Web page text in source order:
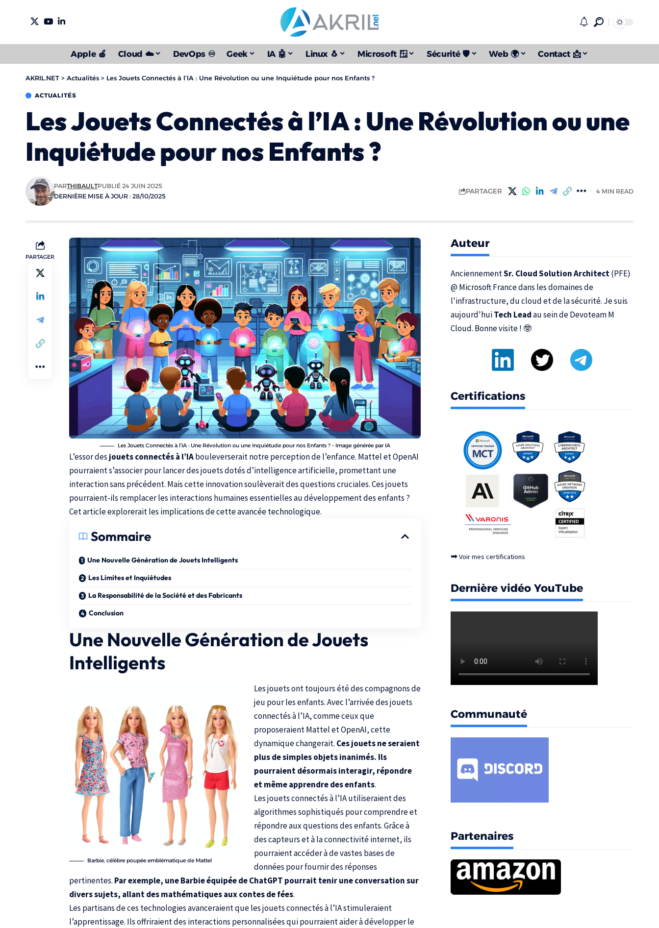
Apple 🍎 Cloud ☁️ DevOps ♾️ Geek IA 🤖 Linux 🐧 Microsoft 🪟 Sécurité 🛡️ Web 🌍 Contact 📩
AKRIL.NET > Actualités > Les Jouets Connectés à l’IA : Une Révolution ou une Inquiétude pour nos Enfants ?
ACTUALITÉS
Les Jouets Connectés à l’IA : Une Révolution ou une
Inquiétude pour nos Enfants ?
DERNIÈRE MISE À JOUR : 28/10/2025
PARTHIBAULTPUBLIÉ 24 JUIN 2025
PARTAGER 4 MIN READ
PARTAGER
Les Jouets Connectés à l’IA : Une Révolution ou une Inquiétude pour nos Enfants ? – Image générée par IA
L’essor des jouets connectés à l’IAbouleverserait notre perception de l’enfance. Mattelet OpenAI
pourraient s’associer pour lancer des jouets dotés d’intelligence artificielle, promettant une
interaction sans précédent. Mais cette innovation soulèverait des questions cruciales. Ces jouets
pourraient-ils remplacer les interactions humaines essentielles au développement des enfants ?
Cet article explorerait les implications de cette avancée technologique.
Sommaire
Une Nouvelle Génération de Jouets Intelligents
Les Limites et Inquiétudes
La Responsabilité de la Société et des Fabricants
Conclusion
Une Nouvelle Génération de Jouets
Intelligents
Barbie, célèbre poupée emblématique de Mattel
Les jouets ont toujours été des compagnons de
jeu pour les enfants. Avec l’arrivée des jouets
connectés à l’IA, comme ceux que
proposeraient Mattel etOpenAI, cette
dynamique changerait. Ces jouets ne seraient
plus de simples objets inanimés. Ils
pourraient désormais interagir, répondre
et même apprendre des enfants.
Les jouets connectés à l’IA utiliseraient des
algorithmes sophistiqués pour comprendre et
répondre aux questions des enfants. Grâce à
des capteurs et à la connectivité internet, ils
pourraient accéder à de vastes bases de
données pour fournir des réponses
pertinentes. Par exemple, une Barbie équipée de ChatGPT pourrait tenir une conversation sur
divers sujets, allant des mathématiques aux contes de fées.
Les partisans de ces technologies avanceraient que les jouets connectés à l’IA stimuleraient
l’apprentissage. Ils offriraient des interactions personnalisées qui pourraient aider à développer le
Auteur
AnciennementSr. Cloud Solution Architect(PFE)
@ Microsoft Francedans les domaines de
l'infrastructure, du cloud et de la sécurité. Je suis
aujourd'huiTech Leadau sein deDevoteam M
Cloud. Bonne visite ! 🤓
Certifications
➡Voir mes certifications
Dernière vidéo YouTube
Communauté
Partenaires